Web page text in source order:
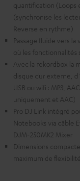
quantification (Loops
(synchronise les
Reverse en rythme)
Passage fluide vers
où les fonctionnalités
Avec la rekordbox la
disque dur externe,
USB ou wifi : MP3,
uniquement et AAC)
Pro DJ Link intégré
Notebooks via câble
DJM-250MK2 Mixer
Dimensions
maximum de flexibilité